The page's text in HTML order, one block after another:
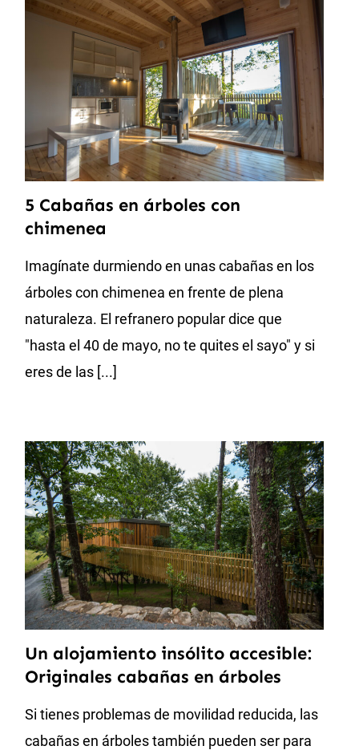
5 Cabañas en árboles con
chimenea
Imagínate durmiendo en unas cabañas en los
árboles con chimenea en frente de plena
naturaleza. El refranero popular dice que
"hasta el 40 de mayo, no te quites el sayo" y si
eres de las [...]
Un alojamiento insólito accesible:
Originales cabañas en árboles
Si tienes problemas de movilidad reducida, las
cabañas en árboles también pueden ser para